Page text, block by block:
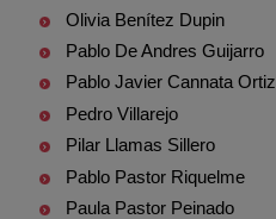
Olivia Benítez Dupin
Pablo De Andres Guijarro
Pablo Javier Cannata Ortiz
Pedro Villarejo
Pilar Llamas Sillero
Pablo Pastor Riquelme
Paula Pastor Peinado